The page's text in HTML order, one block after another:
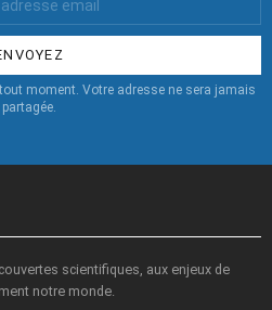
moment. Votre adresse ne sera jamais
partagée.
scientifiques, aux enjeux de
notre monde.